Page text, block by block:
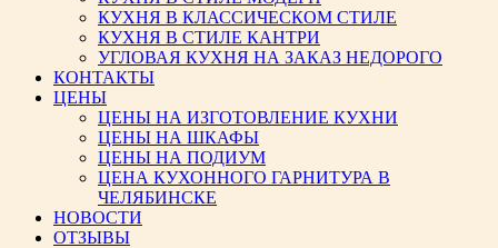
КУХНЯ В КЛАССИЧЕСКОМ СТИЛЕ
КУХНЯ В СТИЛЕ КАНТРИ
УГЛОВАЯ КУХНЯ НА ЗАКАЗ НЕДОРОГО
КОНТАКТЫ
ЦЕНЫ
ЦЕНЫ НА ИЗГОТОВЛЕНИЕ КУХНИ
ЦЕНЫ НА ШКАФЫ
ЦЕНЫ НА ПОДИУМ
ЦЕНА КУХОННОГО ГАРНИТУРА В
ЧЕЛЯБИНСКЕ
НОВОСТИ
ОТЗЫВЫ